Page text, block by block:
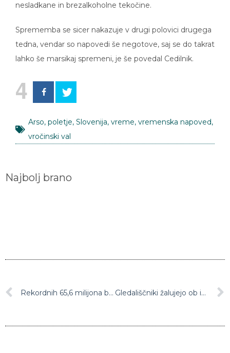
nesladkane in brezalkoholne tekočine.
Sprememba se sicer nakazuje v drugi polovici drugega
tedna, vendar so napovedi še negotove, saj se do takrat
lahko še marsikaj spremeni, je še povedal Cedilnik.
4
Arso, poletje, Slovenija, vreme, vremenska napoved,
vročinski val
Najbolj brano
Rekordnih 65,6 milijona beguncev Gledališčniki žalujejo ob izgubi prijatelja in kolega Gašperja Tiča